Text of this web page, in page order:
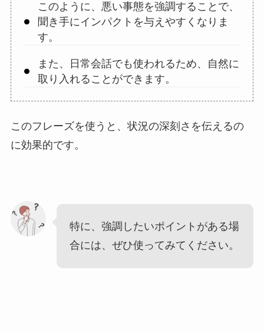
このように、悪い事態を強調することで、
聞き手にインパクトを与えやすくなりま
す。
また、日常会話でも使われるため、自然に
取り入れることができます。
このフレーズを使うと、状況の深刻さを伝えるの
に効果的です。
特に、強調したいポイントがある場
合には、ぜひ使ってみてください。